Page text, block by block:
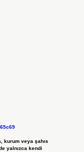
kurum veya şahıs
yalnızca kendi